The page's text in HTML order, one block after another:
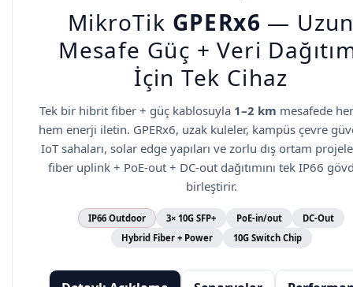
MikroTik GPERx6 —
Mesafe Güç + Veri
İçin Tek Cihaz
Tek bir hibrit fiber + güç kablosuyla 1–2 km mesafede
hem enerji iletin. GPERx6, uzak kuleler, kampüs çevre
IoT sahaları, solar edge yapıları ve zorlu dış ortam
fiber uplink + PoE-out + DC-out dağıtımını tek IP66
birleştirir.
IP66 Outdoor 3× 10G SFP+ PoE-in/out
DC-Out
Hybrid Fiber + Power
10G Switch Chip